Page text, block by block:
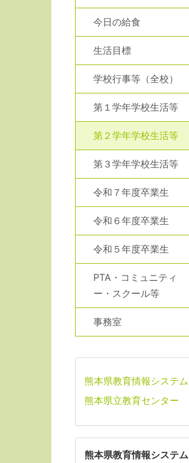
今日の給食
生活目標
学校行事等（全校）
第１学年学校生活等
第２学年学校生活等
第３学年学校生活等
令和７年度卒業生
令和６年度卒業生
令和５年度卒業生
PTA・コミュニティ
ー・スクール等
事務室
熊本県教育情報システム
熊本県立教育センター
熊本県教育情報システム